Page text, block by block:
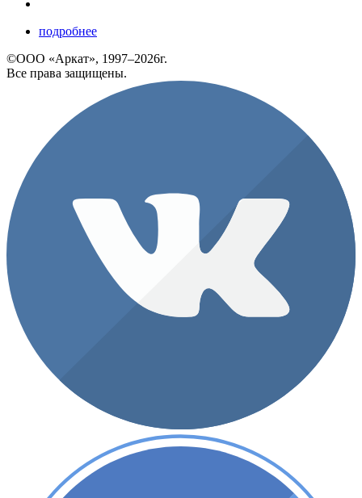
подробнее
©ООО «Аркат», 1997–2026г.
Все права защищены.